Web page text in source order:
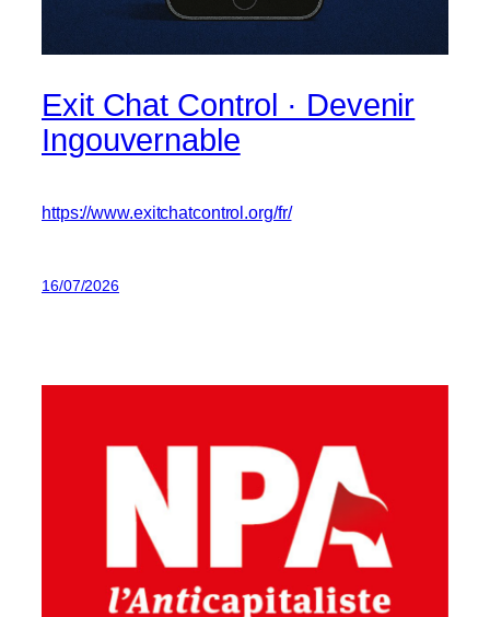
Exit Chat Control · Devenir
Ingouvernable
https://www.exitchatcontrol.org/fr/
16/07/2026